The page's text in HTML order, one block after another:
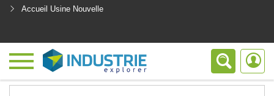
Accueil Usine Nouvelle